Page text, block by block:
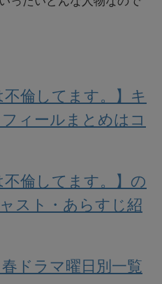
不倫してます。】キ
ィールまとめはコ
不倫してます。】の
スト・あらすじ紹
春ドラマ曜日別一覧